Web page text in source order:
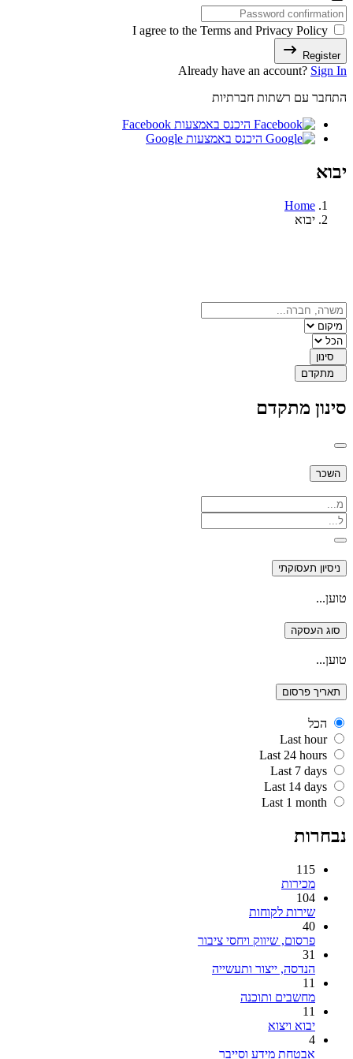
I agree to the Terms and Privacy Policy
Register
Already have an account? Sign In
התחבר עם רשתות חברתיות
היכנס באמצעות Facebook
היכנס באמצעות Google
יבוא
Home
יבוא
סינון
מתקדם
סינון מתקדם
השכר
ניסיון תעסוקתי
טוען...
סוג העסקה
טוען...
תאריך פרסום
הכל
Last hour
Last 24 hours
Last 7 days
Last 14 days
Last 1 month
נבחרות
115
מכירות
104
שירות לקוחות
40
פרסום, שיווק ויחסי ציבור
31
הנדסה, ייצור ותעשייה
11
מחשבים ותוכנה
11
יבוא ויצוא
4
אבטחת מידע וסייבר